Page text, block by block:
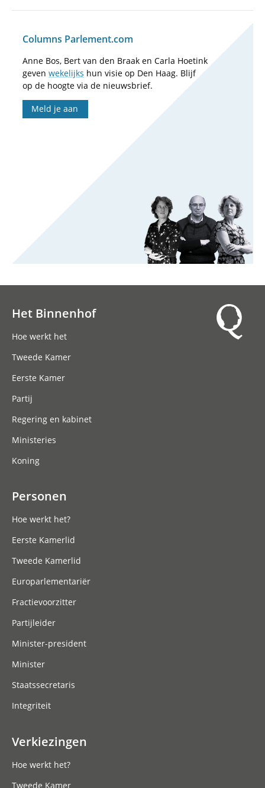
Columns Parlement.com
Anne Bos, Bert van den Braak en Carla Hoetink
geven wekelijks hun visie op Den Haag. Blijf
op de hoogte via de nieuwsbrief.
Meld je aan
Het Binnenhof
Hoe werkt het
Tweede Kamer
Eerste Kamer
Partij
Regering en kabinet
Ministeries
Koning
Personen
Hoe werkt het?
Eerste Kamerlid
Tweede Kamerlid
Europarlementariër
Fractievoorzitter
Partijleider
Minister-president
Minister
Staatssecretaris
Integriteit
Verkiezingen
Hoe werkt het?
Tweede Kamer